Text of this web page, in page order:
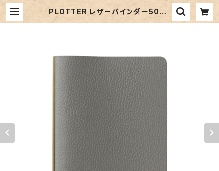
PLOTTER レザーバインダー5003
「シュリンク（グレー）」ミニサイズ／6